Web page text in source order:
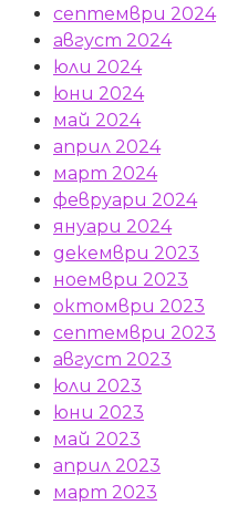
септември 2024
август 2024
юли 2024
юни 2024
май 2024
април 2024
март 2024
февруари 2024
януари 2024
декември 2023
ноември 2023
октомври 2023
септември 2023
август 2023
юли 2023
юни 2023
май 2023
април 2023
март 2023